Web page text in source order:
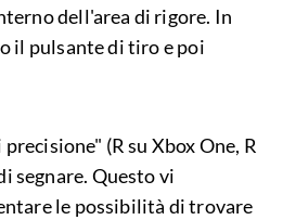
dell'area di rigore. In
il pulsante di tiro e poi
(R su Xbox One, R
segnare. Questo vi
le possibilità di trovare